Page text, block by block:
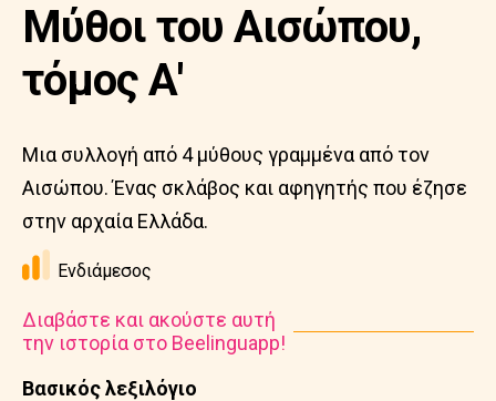
Βασικός λεξιλόγιο
Μύθοι του Αισώπου,
τόμος Α'
Μια συλλογή από 4 μύθους γραμμένα από τον
Αισώπου. Ένας σκλάβος και αφηγητής που έζησε
στην αρχαία Ελλάδα.
Ενδιάμεσος
Διαβάστε και ακούστε αυτή
την ιστορία στο Beelinguapp!